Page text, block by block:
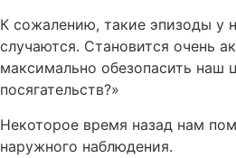
К сожалению, такие эпизоды у
случаются. Становится очень
максимально обезопасить наш
посягательств?»
Некоторое время назад нам
наружного наблюдения.